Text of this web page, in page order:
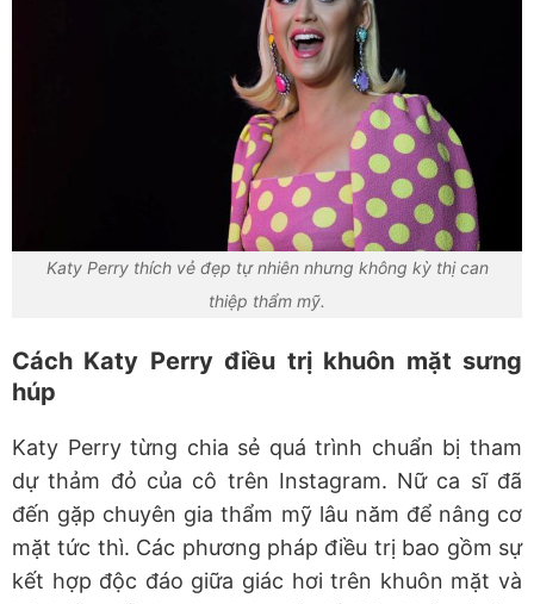
Katy Perry thích vẻ đẹp tự nhiên nhưng không kỳ thị can
thiệp thẩm mỹ.
Cách Katy Perryđiều trị khuôn mặt sưng
húp
Katy Perrytừng chia sẻ quá trình chuẩn bịtham
dựthảm đỏ của cô trên Instagram. Nữ ca sĩ đã
đến gặp chuyên gia thẩm mỹ lâu năm để nâng cơ
mặt tức thì. Các phương pháp điều trị bao gồm sự
kết hợp độc đáo giữa giác hơi trên khuôn mặt và